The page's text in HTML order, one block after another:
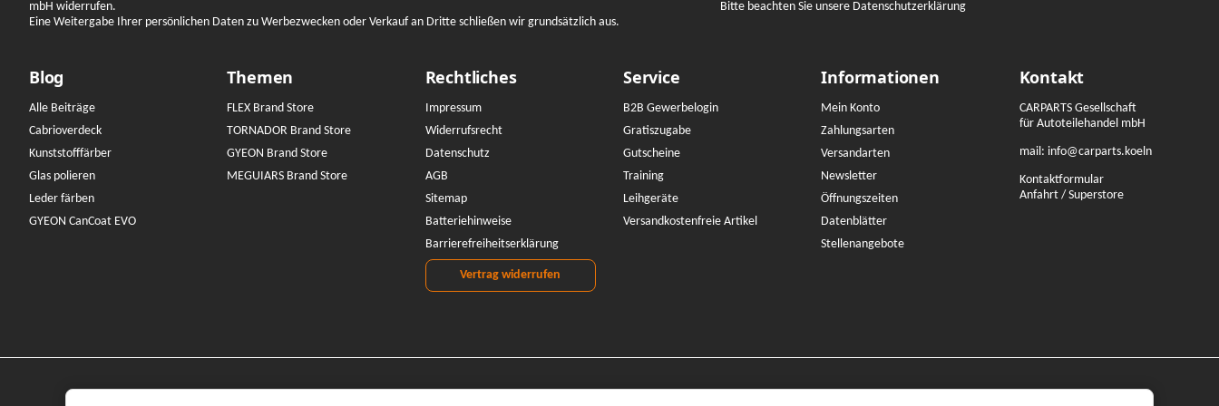
mbH widerrufen.
Eine Weitergabe Ihrer persönlichen Daten zu Werbezwecken oder Verkauf an Dritte schließen wir grundsätzlich aus.
Bitte beachten Sie unsere Datenschutzerklärung
Blog
Alle Beiträge
Cabrioverdeck
Kunststofffärber
Glas polieren
Leder färben
GYEON CanCoat EVO
Themen
FLEX Brand Store
TORNADOR Brand Store
GYEON Brand Store
MEGUIARS Brand Store
Rechtliches
Impressum
Widerrufsrecht
Datenschutz
AGB
Sitemap
Batteriehinweise
Barrierefreiheitserklärung
Vertrag widerrufen
Service
B2B Gewerbelogin
Gratiszugabe
Gutscheine
Training
Leihgeräte
Versandkostenfreie Artikel
Informationen
Mein Konto
Zahlungsarten
Versandarten
Newsletter
Öffnungszeiten
Datenblätter
Stellenangebote
Kontakt
CARPARTS Gesellschaft
für Autoteilehandel mbH
mail: info@carparts.koeln
Kontaktformular
Anfahrt / Superstore